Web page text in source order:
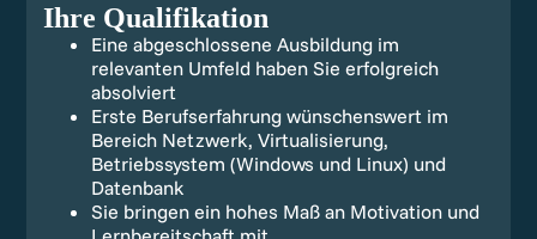
Ihre Qualifikation
Eine abgeschlossene Ausbildung im
relevanten Umfeld haben Sie erfolgreich
absolviert
Erste Berufserfahrung wünschenswert im
Bereich Netzwerk, Virtualisierung,
Betriebssystem (Windows und Linux) und
Datenbank
Sie bringen ein hohes Maß an Motivation und